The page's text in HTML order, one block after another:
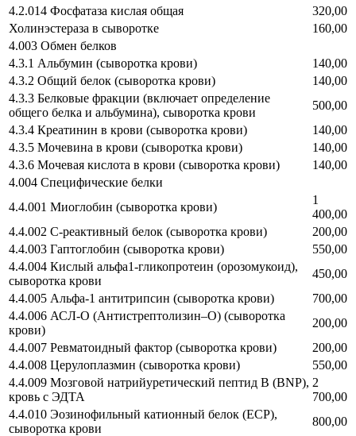
4.2.014 Фосфатаза кислая общая
320,00
Холинэстераза в сыворотке
160,00
4.003 Обмен белков
4.3.1 Альбумин (сыворотка крови)
140,00
4.3.2 Общий белок (сыворотка крови)
140,00
4.3.3 Белковые фракции (включает определение
общего белка и альбумина), сыворотка крови
500,00
4.3.4 Креатинин в крови (сыворотка крови)
140,00
4.3.5 Мочевина в крови (сыворотка крови)
140,00
4.3.6 Мочевая кислота в крови (сыворотка крови)
140,00
4.004 Специфические белки
4.4.001 Миоглобин (сыворотка крови)
1
400,00
4.4.002 С-реактивный белок (сыворотка крови)
200,00
4.4.003 Гаптоглобин (сыворотка крови)
550,00
4.4.004 Кислый альфа1-гликопротеин (орозомукоид),
сыворотка крови
450,00
4.4.005 Альфа-1 антитрипсин (сыворотка крови)
700,00
4.4.006 АСЛ-О (Антистрептолизин–О) (сыворотка
крови)
200,00
4.4.007 Ревматоидный фактор (сыворотка крови)
200,00
4.4.008 Церулоплазмин (сыворотка крови)
550,00
4.4.009 Мозговой натрийуретический пептид B (BNP),
кровь с ЭДТА
2
700,00
4.4.010 Эозинофильный катионный белок (ECP),
сыворотка крови
800,00